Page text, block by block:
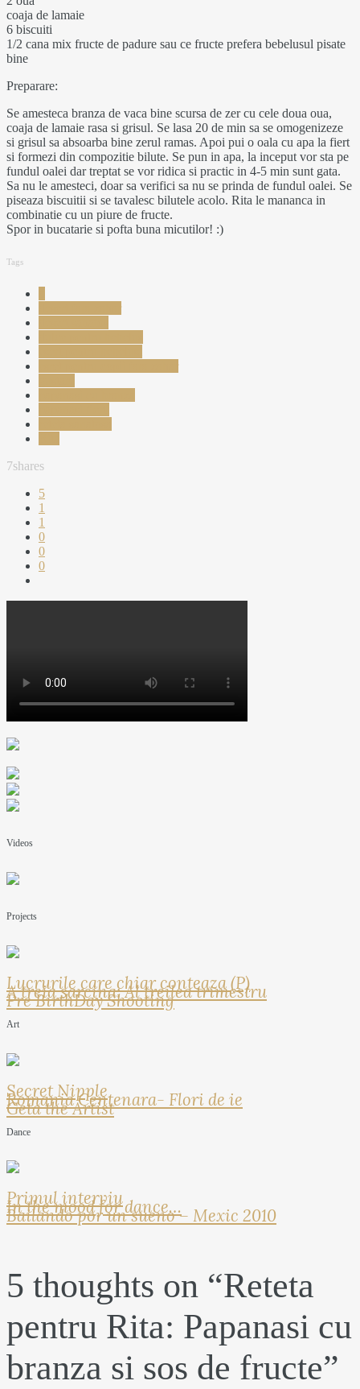
coaja de lamaie
6 biscuiti
1/2 cana mix fructe de padure sau ce fructe prefera bebelusul pisate
bine
Preparare:
Se amesteca branza de vaca bine scursa de zer cu cele doua oua,
coaja de lamaie rasa si grisul. Se lasa 20 de min sa se omogenizeze
si grisul sa absoarba bine zerul ramas. Apoi pui o oala cu apa la fiert
si formezi din compozitie bilute. Se pun in apa, la inceput vor sta pe
fundul oalei dar treptat se vor ridica si practic in 4-5 min sunt gata.
Sa nu le amesteci, doar sa verifici sa nu se prinda de fundul oalei. Se
piseaza biscuitii si se tavalesc bilutele acolo. Rita le mananca in
combinatie cu un piure de fructe.
Spor in bucatarie si pofta buna micutilor! :)
Tags
7shares
5
1
1
0
0
0
Videos
Projects
Lucrurile care chiar conteaza (P)
A treia sarcina: Al treilea trimestru
Pre BirthDay Shooting
Art
Secret Nipple
Romania Centenara- Flori de ie
Geta the Artist
Dance
Primul interviu
In the mood for dance…
Bailando por un sueno – Mexic 2010
5 thoughts on “Reteta
pentru Rita: Papanasi cu
branza si sos de fructe”